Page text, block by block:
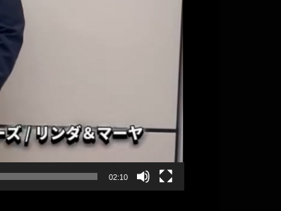
02:10